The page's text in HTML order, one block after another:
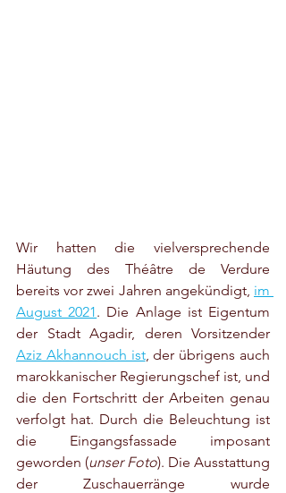
Wir hatten die vielversprechende
Häutung des Théâtre de Verdure
bereits vor zwei Jahren angekündigt, im
August 2021. Die Anlage ist Eigentum
Aziz Akhannouch ist, der übrigens auch
marokkanischer Regierungschef ist, und
die den Fortschritt der Arbeiten genau
verfolgt hat. Durch die Beleuchtung ist
die Eingangsfassade imposant
geworden (unser Foto). Die Ausstattung
der Zuschauerränge wurde